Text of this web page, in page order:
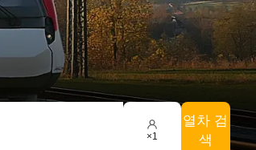
×1
열차 검
색